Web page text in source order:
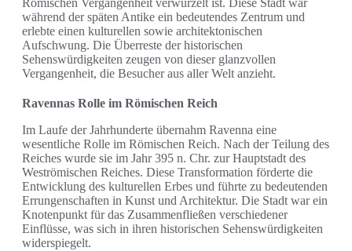
Römischen Vergangenheit verwurzelt ist. Diese Stadt war
während der späten Antike ein bedeutendes Zentrum und
erlebte einen kulturellen sowie architektonischen
Aufschwung. Die Überreste der historischen
Sehenswürdigkeiten zeugen von dieser glanzvollen
Vergangenheit, die Besucher aus aller Welt anzieht.
Ravennas Rolle im Römischen Reich
Im Laufe der Jahrhunderte übernahm Ravenna eine
wesentliche Rolle im Römischen Reich. Nach der Teilung des
Reiches wurde sie im Jahr 395 n. Chr. zur Hauptstadt des
Weströmischen Reiches. Diese Transformation förderte die
Entwicklung des kulturellen Erbes und führte zu bedeutenden
Errungenschaften in Kunst und Architektur. Die Stadt war ein
Knotenpunkt für das Zusammenfließen verschiedener
Einflüsse, was sich in ihren historischen Sehenswürdigkeiten
widerspiegelt.